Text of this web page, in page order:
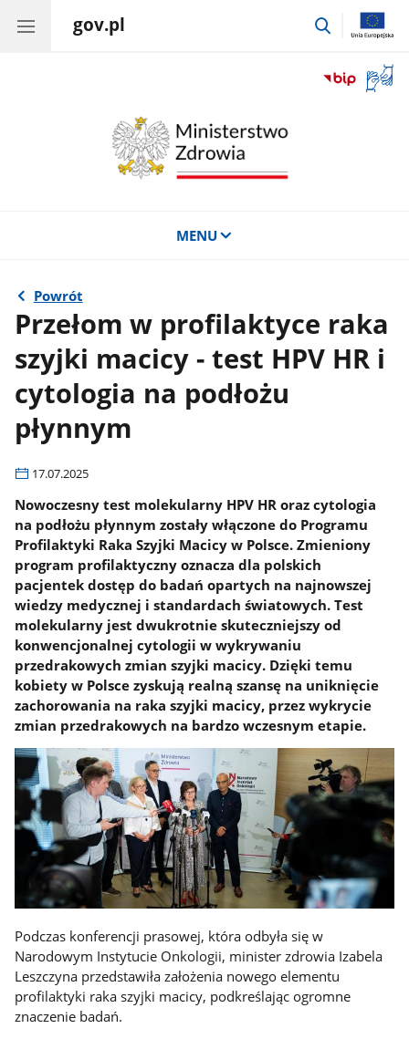
gov.pl
przejdź
okno
MENU
Powrót
Przełom w profilaktyce raka
szyjki macicy - test HPV HR i
cytologia na podłożu
płynnym
17.07.2025
Nowoczesny test molekularny HPV HR oraz cytologia
na podłożu płynnym zostały włączone do Programu
Profilaktyki Raka Szyjki Macicy w Polsce. Zmieniony
program profilaktyczny oznacza dla polskich
pacjentek dostęp do badań opartych na najnowszej
wiedzy medycznej i standardach światowych. Test
molekularny jest dwukrotnie skuteczniejszy od
konwencjonalnej cytologii w wykrywaniu
przedrakowych zmian szyjki macicy. Dzięki temu
kobiety w Polsce zyskują realną szansę na uniknięcie
zachorowania na raka szyjki macicy, przez wykrycie
zmian przedrakowych na bardzo wczesnym etapie.
Podczas konferencji prasowej, która odbyła się w
Narodowym Instytucie Onkologii, minister zdrowia Izabela
Leszczyna przedstawiła założenia nowego elementu
profilaktyki raka szyjki macicy, podkreślając ogromne
znaczenie badań.